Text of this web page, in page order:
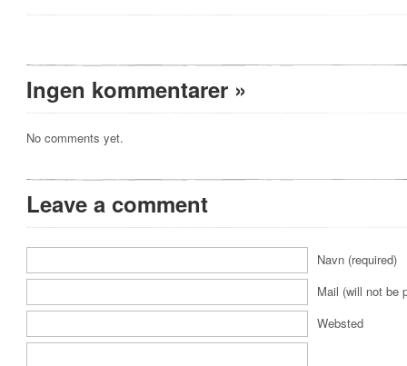
Ingen kommentarer »
No comments yet.
Leave a comment
Navn (required)
Mail (will not be
Websted